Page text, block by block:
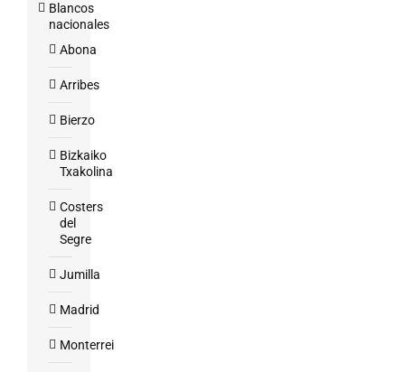
Blancos
nacionales
Abona
Arribes
Bierzo
Bizkaiko
Txakolina
Costers
del
Segre
Jumilla
Madrid
Monterrei